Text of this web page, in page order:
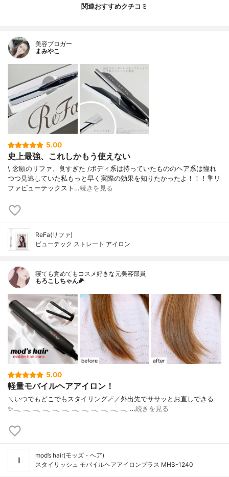
関連おすすめクチコミ
美容ブロガー
まみやこ
5.00
史上最強、これしかもう使えない
\ 念願のリファ、良すぎた /⁡ボディ系は持っていたもののヘア系は憧れ
つつ見逃していた私⁡もっと早く実際の効果を知りたかったよ！！！⁡⁡💐リ
ファビューテックスト…続きを見る
ReFa(リファ)
ビューテック ストレート アイロン
寝ても覚めてもコスメ好きな元美容部員
もろこしちゃん🌽
5.00
軽量モバイルヘアアイロン！
＼いつでもどこでもスタイリング🪄／外出先でササッとお直しできる
✨‪𓂃‬ ‪𓂃‬ ‪𓂃‬ ‪𓂃‬ ‪𓂃‬ ‪𓂃‬ ‪𓂃‬ ‪𓂃‬ ‪𓂃‬ ‪𓂃‬ ‪𓂃‬ ‪𓂃‬ …続きを見る
mod’s hair(モッズ・ヘア)
スタイリッシュ モバイルヘアアイロンプラス MHS-1240